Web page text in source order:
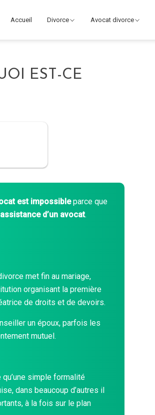
Accueil Divorce Avocat divorce
EST-CE
est impossibleparce que
d’un avocat.
met fin au mariage,
organisant la première
de droits et de devoirs.
un époux, parfois les
mutuel.
simple formalité
dans beaucoup d’autres il
à la fois sur le plan